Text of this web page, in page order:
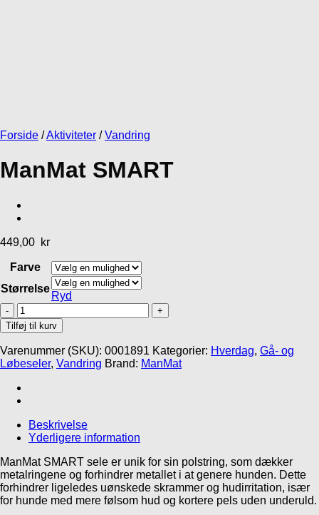
Forside /Aktiviteter / Vandring
ManMat SMART
449,00 kr
Farve
Størrelse
Ryd
ManMat
SMART
antal
Tilføj til kurv
Varenummer (SKU): 0001891 Kategorier: Hverdag, Gå- og
Løbeseler, Vandring Brand: ManMat
Beskrivelse
Yderligere information
ManMat SMART sele er unik for sin polstring, som dækker
metalringene og forhindrer metallet i at genere hunden. Dette
forhindrer ligeledes uønskede skrammer og hudirritation, især
for hunde med mere følsom hud og kortere pels uden underuld.